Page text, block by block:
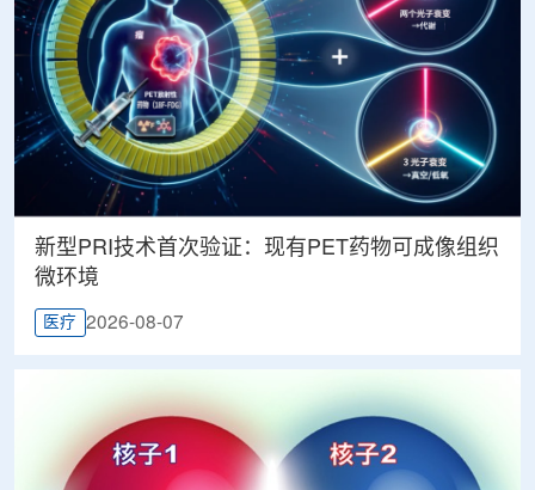
新型PRI技术首次验证：现有PET药物可成像组织
微环境
医疗 2026-08-07